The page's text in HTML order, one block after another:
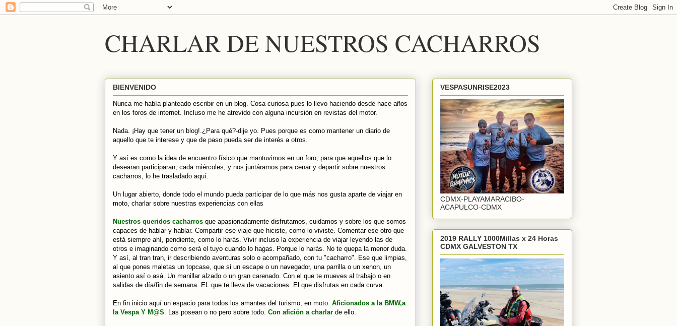
CHARLAR DE NUESTROS CACHARROS
BIENVENIDO
Nunca me había planteado escribir en un blog. Cosa curiosa pues lo llevo haciendo desde hace años
en los foros de internet. Incluso me he atrevido con alguna incursión en revistas del motor.
Nada. ¡Hay que tener un blog!.¿Para qué?-dije yo. Pues porque es como mantener un diario de
aquello que te interese y que de paso pueda ser de interés a otros.
Y así es como la idea de encuentro físico que mantuvimos en un foro, para que aquellos que lo
desearan participaran, cada miércoles, y nos juntáramos para cenar y departir sobre nuestros
cacharros, lo he trasladado aquí.
Un lugar abierto, donde todo el mundo pueda participar de lo que más nos gusta aparte de viajar en
moto, charlar sobre nuestras experiencias con ellas
Nuestros queridos cacharros que apasionadamente disfrutamos, cuidamos y sobre los que somos
capaces de hablar y hablar. Compartir ese viaje que hiciste, como lo viviste. Comentar ese otro que
está siempre ahí, pendiente, como lo harás. Vivir incluso la experiencia de viajar leyendo las de
otros e imaginando como será el tuyo cuando lo hagas. Porque lo harás. No te quepa la menor duda.
Y así, al tran tran, ir describiendo aventuras solo o acompañado, con tu "cacharro". Ese que limpias,
al que pones maletas un topcase, que si un escape o un navegador, una parrilla o un xenon, un
asiento así o asá. Un manillar alzado o un gran carenado. Con el que te mueves al trabajo o en
salidas de día/fin de semana. EL que te lleva de vacaciones. El que disfrutas en cada curva.
En fin inicio aquí un espacio para todos los amantes del turismo, en moto. Aficionados a la BMW,a
la Vespa Y M@S. Las posean o no pero sobre todo. Con afición a charlar de ello.
VESPASUNRISE2023
CDMX-PLAYAMARACIBO-
ACAPULCO-CDMX
2019 RALLY 1000Millas x 24 Horas
CDMX GALVESTON TX